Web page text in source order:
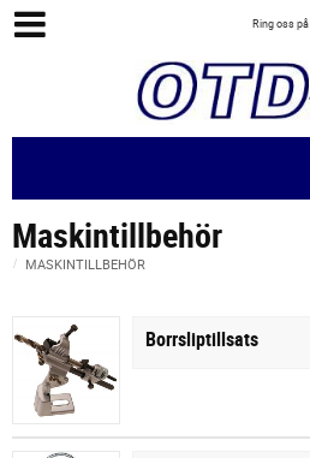
Ring oss på
Maskintillbehör
MASKINTILLBEHÖR
Borrsliptillsats